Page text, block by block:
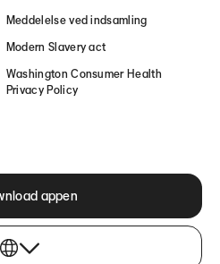
Meddelelse ved indsamling
Modern Slavery act
Washington Consumer Health
Privacy Policy
in new window)
in new window)
(opens in new window)
(opens in new window)
Pinterest (opens in new window)
på YouTube (opens in new window)
appen